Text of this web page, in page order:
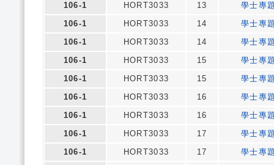
106-1
HORT3033 13
學士專
106-1
HORT3033 14
學士專
106-1
HORT3033 14
學士專
106-1
HORT3033 15
學士專
106-1
HORT3033 15
學士專
106-1
HORT3033 16
學士專
106-1
HORT3033 16
學士專
106-1
HORT3033 17
學士專
106-1
HORT3033 17
學士專